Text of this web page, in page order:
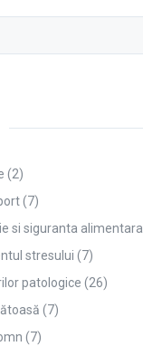
(2)
(7)
si siguranta alimentara
stresului (7)
patologice (26)
(7)
(7)